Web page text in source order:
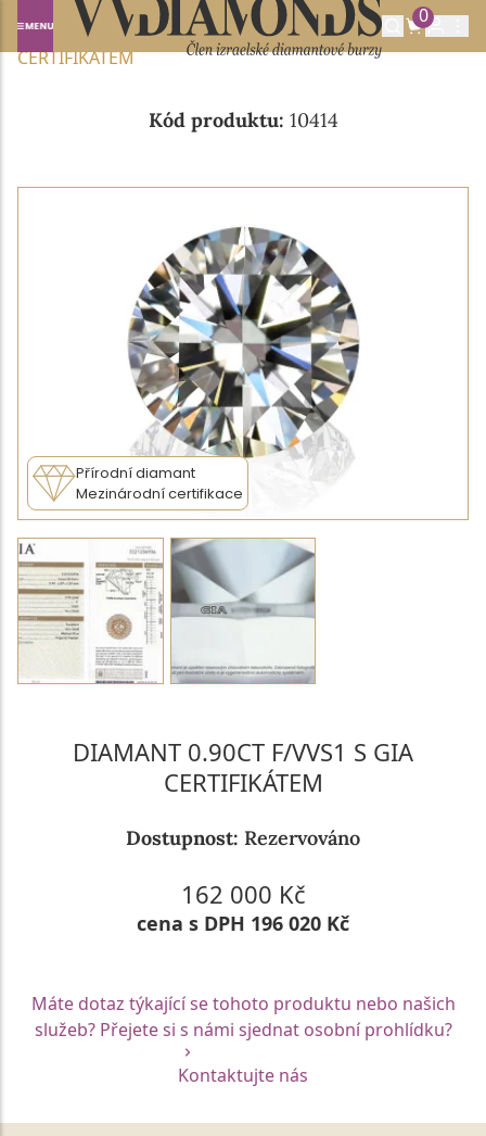
0
Domů NABÍDKA DIAMANTŮ
0.90CT F/VVS1 S GIA
CERTIFIKÁTEM
Kód produktu: 10414
Přírodní diamant
Mezinárodní certifikace
DIAMANT 0.90CT F/VVS1 S GIA
CERTIFIKÁTEM
Dostupnost: Rezervováno
162 000 Kč
cena s DPH 196 020 Kč
Máte dotaz týkající se tohoto produktu nebo našich
služeb? Přejete si s námi sjednat osobní prohlídku?
Kontaktujte nás